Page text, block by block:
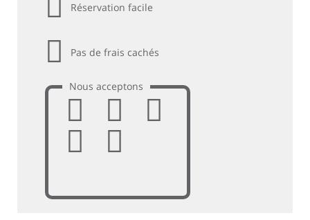
Réservation facile
Pas de frais cachés
Nous acceptons